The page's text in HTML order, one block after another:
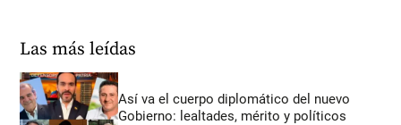
Las más leídas
Así va el cuerpo diplomático del nuevo
Gobierno: lealtades, mérito y políticos